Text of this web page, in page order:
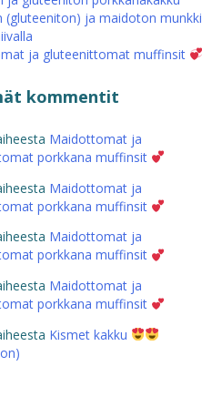
(gluteeniton) ja maidoton munkki
ja gluteenittomat muffinsit
kommentit
Maidottomat ja
porkkana muffinsit
Maidottomat ja
porkkana muffinsit
Maidottomat ja
porkkana muffinsit
Maidottomat ja
porkkana muffinsit
Kismet kakku